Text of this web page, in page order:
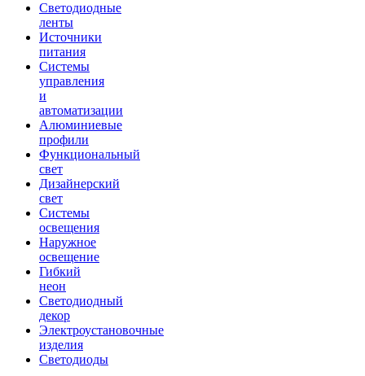
Светодиодные
ленты
Источники
питания
Системы
управления
и
автоматизации
Алюминиевые
профили
Функциональный
свет
Дизайнерский
свет
Системы
освещения
Наружное
освещение
Гибкий
неон
Светодиодный
декор
Электроустановочные
изделия
Светодиоды